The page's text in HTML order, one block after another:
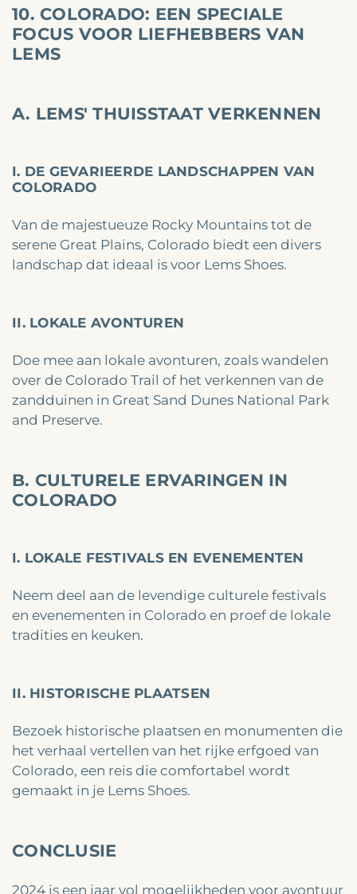
10. COLORADO: EEN SPECIALE
FOCUS VOOR LIEFHEBBERS VAN
LEMS
A. LEMS' THUISSTAAT VERKENNEN
I. DE GEVARIEERDE LANDSCHAPPEN VAN
COLORADO
Van de majestueuze Rocky Mountains tot de
serene Great Plains, Colorado biedt een divers
landschap dat ideaal is voor Lems Shoes.
II. LOKALE AVONTUREN
Doe mee aan lokale avonturen, zoals wandelen
over de Colorado Trail of het verkennen van de
zandduinen in Great Sand Dunes National Park
and Preserve.
B. CULTURELE ERVARINGEN IN
COLORADO
I. LOKALE FESTIVALS EN EVENEMENTEN
Neem deel aan de levendige culturele festivals
en evenementen in Colorado en proef de lokale
tradities en keuken.
II. HISTORISCHE PLAATSEN
Bezoek historische plaatsen en monumenten die
het verhaal vertellen van het rijke erfgoed van
Colorado, een reis die comfortabel wordt
gemaakt in je Lems Shoes.
CONCLUSIE
2024 is een jaar vol mogelijkheden voor avontuur